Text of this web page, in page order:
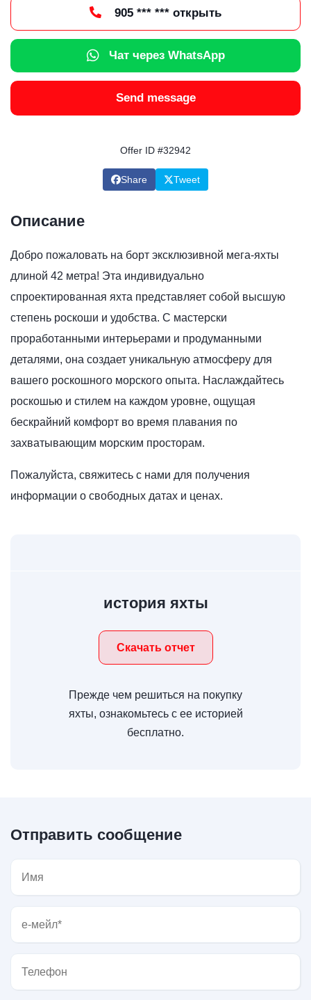
905 *** *** открыть
Чат через WhatsApp
Send message
Offer ID #32942
Share Tweet
Описание
Добро пожаловать на борт эксклюзивной мега-яхты
длиной 42 метра! Эта индивидуально
спроектированная яхта представляет собой высшую
степень роскоши и удобства. С мастерски
проработанными интерьерами и продуманными
деталями, она создает уникальную атмосферу для
вашего роскошного морского опыта. Наслаждайтесь
роскошью и стилем на каждом уровне, ощущая
бескрайний комфорт во время плавания по
захватывающим морским просторам.
Пожалуйста, свяжитесь с нами для получения
информации о свободных датах и ​​ценах.
история яхты
Скачать отчет
Прежде чем решиться на покупку
яхты, ознакомьтесь с ее историей
бесплатно.
Отправить сообщение